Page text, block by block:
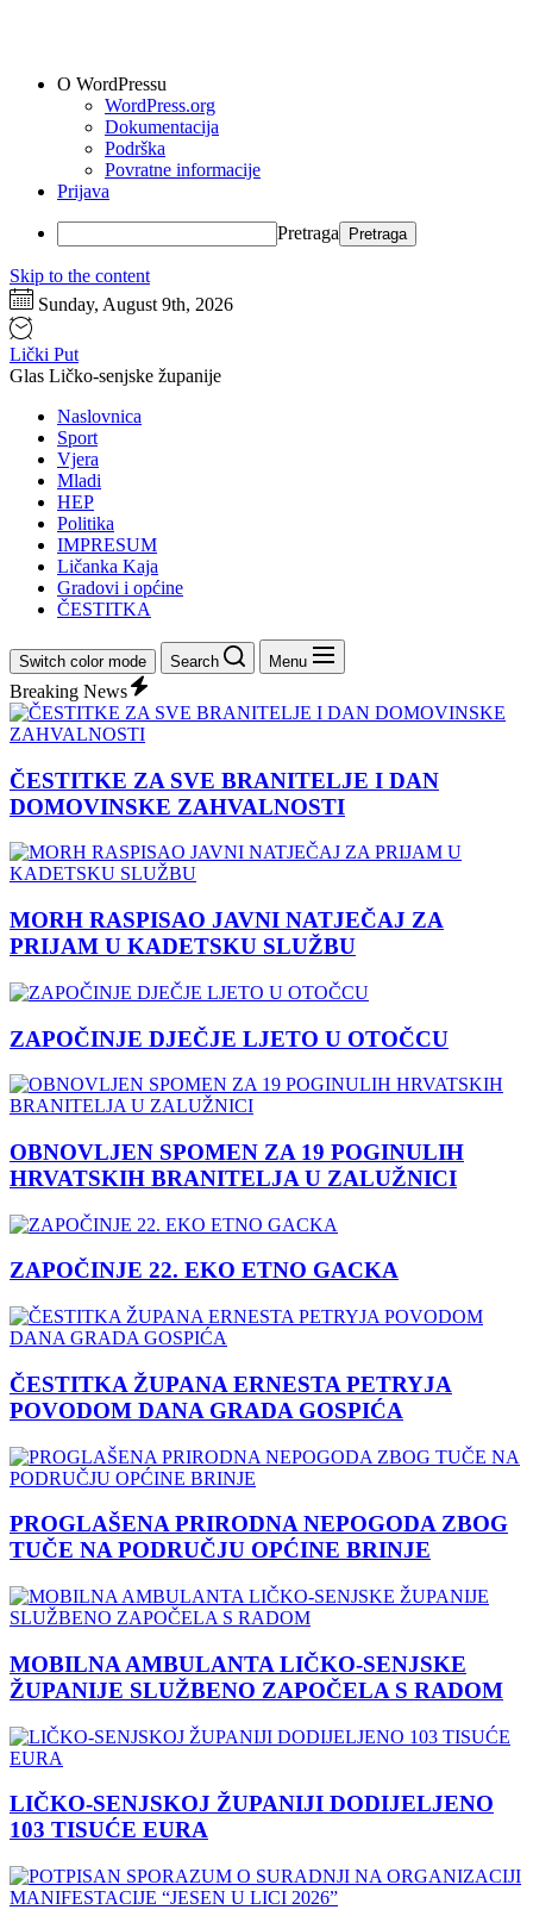
O WordPressu
WordPress.org
Dokumentacija
Podrška
Povratne informacije
Prijava
Pretraga
Skip to the content
Sunday, August 9th, 2026
Lički Put
Glas Ličko-senjske županije
Naslovnica
Sport
Vjera
Mladi
HEP
Politika
IMPRESUM
Ličanka Kaja
Gradovi i općine
ČESTITKA
Switch color mode Search Menu
Breaking News
ČESTITKE ZA SVE BRANITELJE I DAN
DOMOVINSKE ZAHVALNOSTI
MORH RASPISAO JAVNI NATJEČAJ ZA
PRIJAM U KADETSKU SLUŽBU
ZAPOČINJE DJEČJE LJETO U OTOČCU
OBNOVLJEN SPOMEN ZA 19 POGINULIH
HRVATSKIH BRANITELJA U ZALUŽNICI
ZAPOČINJE 22. EKO ETNO GACKA
ČESTITKA ŽUPANA ERNESTA PETRYJA
POVODOM DANA GRADA GOSPIĆA
PROGLAŠENA PRIRODNA NEPOGODA ZBOG
TUČE NA PODRUČJU OPĆINE BRINJE
MOBILNA AMBULANTA LIČKO-SENJSKE
ŽUPANIJE SLUŽBENO ZAPOČELA S RADOM
LIČKO-SENJSKOJ ŽUPANIJI DODIJELJENO
103 TISUĆE EURA